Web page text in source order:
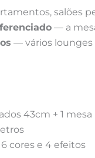
salões
— a
— vários lounges
43cm + 1
cores e 4 efeitos